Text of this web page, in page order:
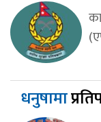
धनुषामा